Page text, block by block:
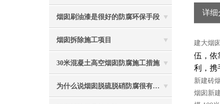
烟囱刷油漆是很好的防腐环保手段
烟囱拆除施工项目
30米混凝土高空烟囱防腐施工措施
为什么说烟囱脱硫脱硝防腐很有必要
详细
建大烟
伍，依
利，
新建砖
烟囱新